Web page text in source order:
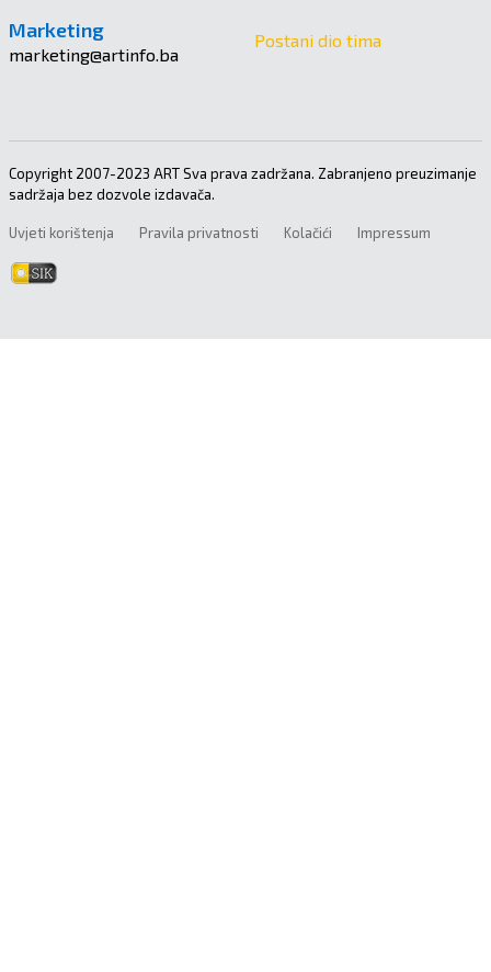
Marketing
marketing@artinfo.ba
Postani dio tima
Copyright 2007-2023 ART Sva prava zadržana. Zabranjeno preuzimanje
sadržaja bez dozvole izdavača.
Uvjeti korištenja Pravila privatnosti Kolačići Impressum